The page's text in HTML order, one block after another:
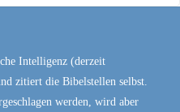
Intelligenz (derzeit
zitiert die Bibelstellen selbst.
werden, wird aber